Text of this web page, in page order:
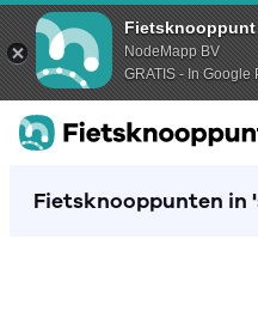
Fietsknooppunt
NodeMapp BV
GRATIS - In Google
Fietsknooppunten in